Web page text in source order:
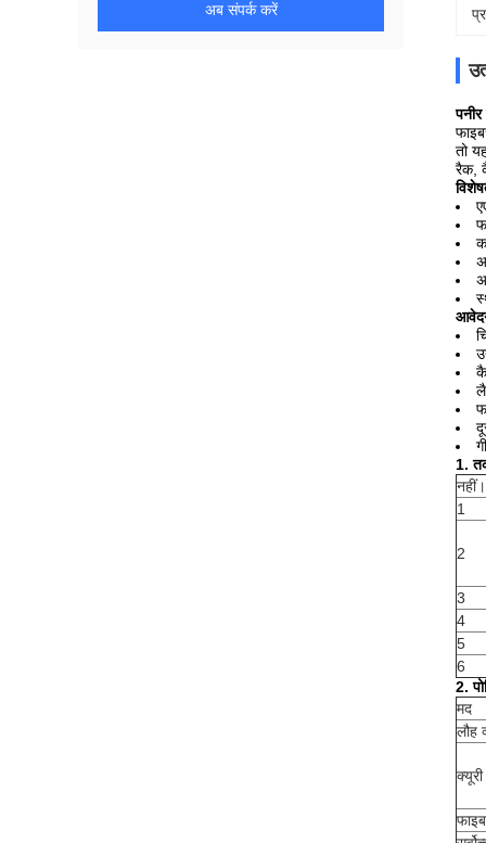
अब संपर्क करें
तो
रैक,
1.
नहीं।
1
2
3
4
5
6
2.
मद
लौह